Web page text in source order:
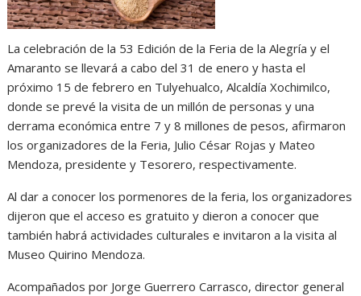
La celebración de la 53 Edición de la Feria de la Alegría y el
Amaranto se llevará a cabo del 31 de enero y hasta el
próximo 15 de febrero en Tulyehualco, Alcaldía Xochimilco,
donde se prevé la visita de un millón de personas y una
derrama económica entre 7 y 8 millones de pesos, afirmaron
los organizadores de la Feria, Julio César Rojas y Mateo
Mendoza, presidente y Tesorero, respectivamente.
Al dar a conocer los pormenores de la feria, los organizadores
dijeron que el acceso es gratuito y dieron a conocer que
también habrá actividades culturales e invitaron a la visita al
Museo Quirino Mendoza.
Acompañados por Jorge Guerrero Carrasco, director general